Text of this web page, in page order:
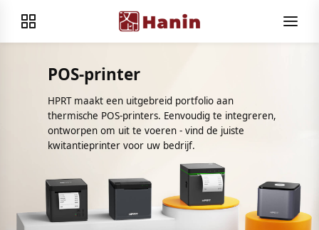
POS-printer
HPRT maakt een uitgebreid portfolio aan
thermische POS-printers. Eenvoudig te integreren,
ontworpen om uit te voeren - vind de juiste
kwitantieprinter voor uw bedrijf.